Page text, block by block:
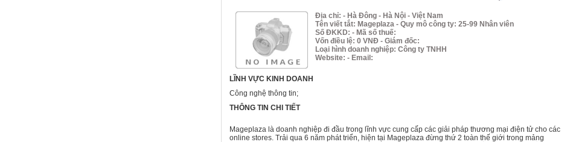
Địa chỉ: - Hà Đông - Hà Nội - Việt Nam
Tên viết tắt: Mageplaza - Quy mô công ty: 25-99 Nhân viên
Số ĐKKD: - Mã số thuế:
Vốn điều lệ: 0 VNĐ - Giám đốc:
Loại hình doanh nghiệp: Công ty TNHH
Website: - Email:
LĨNH VỰC KINH DOANH
Công nghệ thông tin;
THÔNG TIN CHI TIẾT
Mageplaza là doanh nghiệp đi đầu trong lĩnh vực cung cấp các giải pháp thương mại điện tử cho các
online stores. Trải qua 6 năm phát triển, hiện tại Mageplaza đừng thứ 2 toàn thế giới trong mảng